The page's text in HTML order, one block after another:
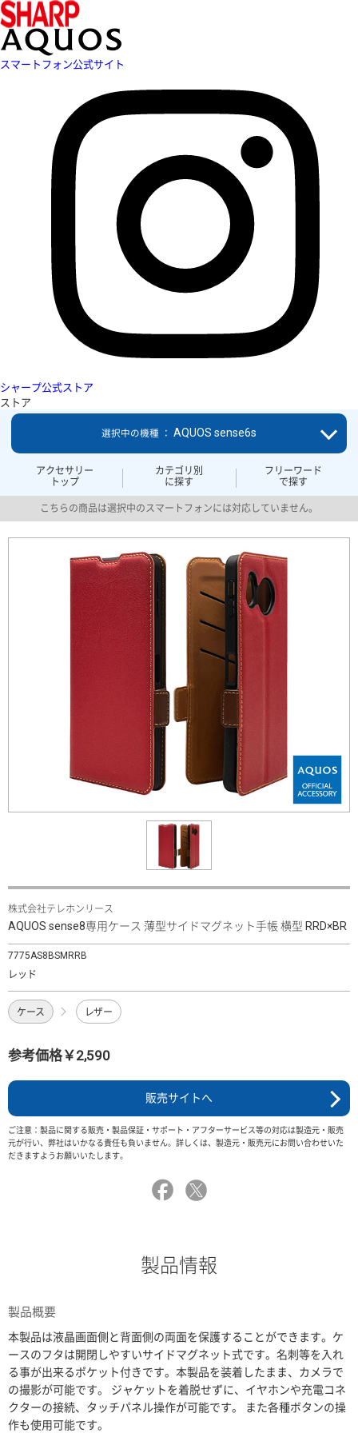
スマートフォン公式サイト
シャープ公式ストア
ストア
アクセサリー
トップ
カテゴリ別
に探す
フリーワード
で探す
選択中の機種 ： AQUOS sense6s
こちらの商品は選択中のスマートフォンには対応していません。
株式会社テレホンリース
AQUOS sense8専用ケース 薄型サイドマグネット手帳 横型 RRD×BR
7775AS8BSMRRB
レッド
ケース レザー
参考価格￥2,590
販売サイトへ
ご注意：製品に関する販売・製品保証・サポート・アフターサービス等の対応は製造元・販売
元が行い、弊社はいかなる責任も負いません。詳しくは、製造元・販売元にお問い合わせいた
だきますようお願いいたします。
製品情報
製品概要
本製品は液晶画面側と背面側の両面を保護することができます。ケ
ースのフタは開閉しやすいサイドマグネット式です。名刺等を入れ
る事が出来るポケット付きです。本製品を装着したまま、カメラで
の撮影が可能です。 ジャケットを着脱せずに、イヤホンや充電コネ
クターの接続、タッチパネル操作が可能です。 また各種ボタンの操
作も使用可能です。